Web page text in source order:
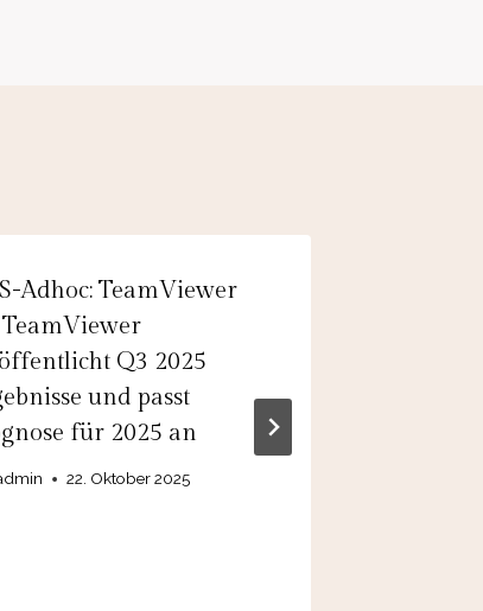
Adhoc: TeamViewer
TeamViewer
Q3 2025
und passt
für 2025 an
22. Oktober 2025